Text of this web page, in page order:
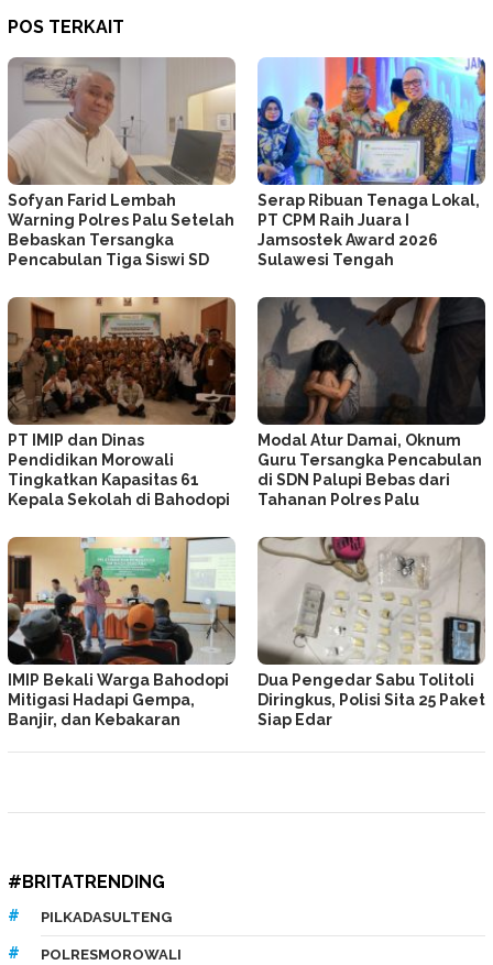
POS TERKAIT
Sofyan Farid Lembah
Warning Polres Palu Setelah
Bebaskan Tersangka
Pencabulan Tiga Siswi SD
Serap Ribuan Tenaga Lokal,
PT CPM Raih Juara I
Jamsostek Award 2026
Sulawesi Tengah
PT IMIP dan Dinas
Pendidikan Morowali
Tingkatkan Kapasitas 61
Kepala Sekolah di Bahodopi
Modal Atur Damai, Oknum
Guru Tersangka Pencabulan
di SDN Palupi Bebas dari
Tahanan Polres Palu
IMIP Bekali Warga Bahodopi
Mitigasi Hadapi Gempa,
Banjir, dan Kebakaran
Dua Pengedar Sabu Tolitoli
Diringkus, Polisi Sita 25 Paket
Siap Edar
#BRITATRENDING
PILKADASULTENG
POLRESMOROWALI